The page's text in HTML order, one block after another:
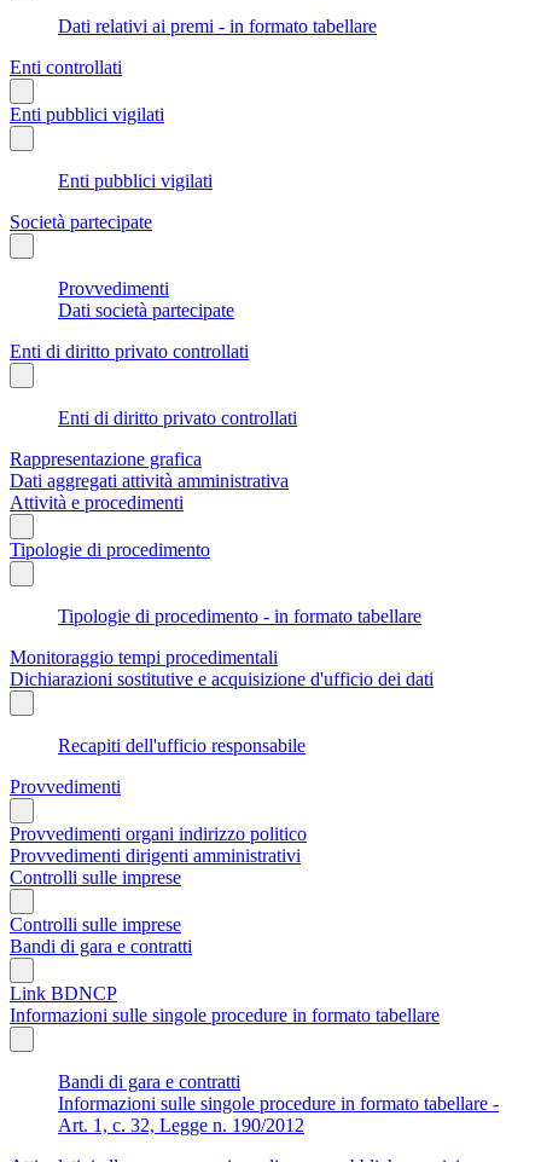
Dati relativi ai premi - in formato tabellare
Enti controllati
Enti pubblici vigilati
Enti pubblici vigilati
Società partecipate
Provvedimenti
Dati società partecipate
Enti di diritto privato controllati
Enti di diritto privato controllati
Rappresentazione grafica
Dati aggregati attività amministrativa
Attività e procedimenti
Tipologie di procedimento
Tipologie di procedimento - in formato tabellare
Monitoraggio tempi procedimentali
Dichiarazioni sostitutive e acquisizione d'ufficio dei dati
Recapiti dell'ufficio responsabile
Provvedimenti
Provvedimenti organi indirizzo politico
Provvedimenti dirigenti amministrativi
Controlli sulle imprese
Controlli sulle imprese
Bandi di gara e contratti
Link BDNCP
Informazioni sulle singole procedure in formato tabellare
Bandi di gara e contratti
Informazioni sulle singole procedure in formato tabellare -
Art. 1, c. 32, Legge n. 190/2012